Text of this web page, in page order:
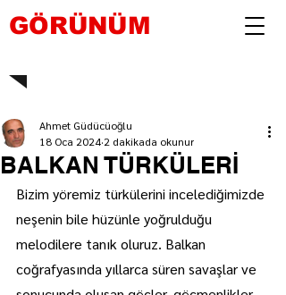
GÖRÜNÜM
BALKAN TÜRKÜLERİ
Ahmet Güdücüoğlu
18 Oca 2024 2 dakikada okunur
Bizim yöremiz türkülerini incelediğimizde
neşenin bile hüzünle yoğrulduğu
melodilere tanık oluruz. Balkan
coğrafyasında yıllarca süren savaşlar ve